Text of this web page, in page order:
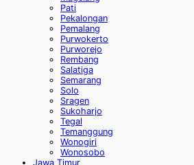
Pati
Pekalongan
Pemalang
Purwokerto
Purworejo
Rembang
Salatiga
Semarang
Solo
Sragen
Sukoharjo
Tegal
Temanggung
Wonogiri
Wonosobo
Jawa Timur